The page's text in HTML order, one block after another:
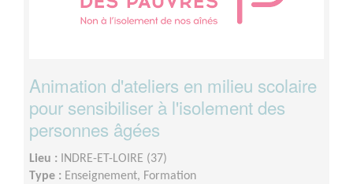
Animation d'ateliers en milieu scolaire
pour sensibiliser à l'isolement des
personnes âgées
Lieu : INDRE-ET-LOIRE (37)
Type : Enseignement, Formation